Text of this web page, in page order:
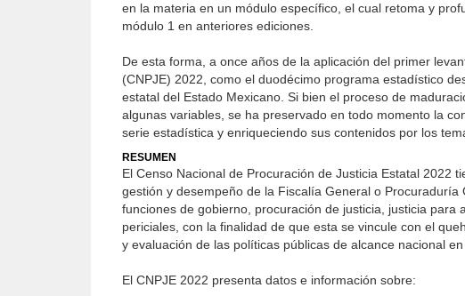
en la materia en un módulo específico, el cual retoma y
módulo 1 en anteriores ediciones.
De esta forma, a once años de la aplicación del primer
(CNPJE) 2022, como el duodécimo programa estadístico
estatal del Estado Mexicano. Si bien el proceso de
algunas variables, se ha preservado en todo momento la
serie estadística y enriqueciendo sus contenidos por los
RESUMEN
El Censo Nacional de Procuración de Justicia Estatal 2022
gestión y desempeño de la Fiscalía General o
funciones de gobierno, procuración de justicia, justicia
periciales, con la finalidad de que esta se vincule con el
y evaluación de las políticas públicas de alcance nacional
El CNPJE 2022 presenta datos e información sobre: